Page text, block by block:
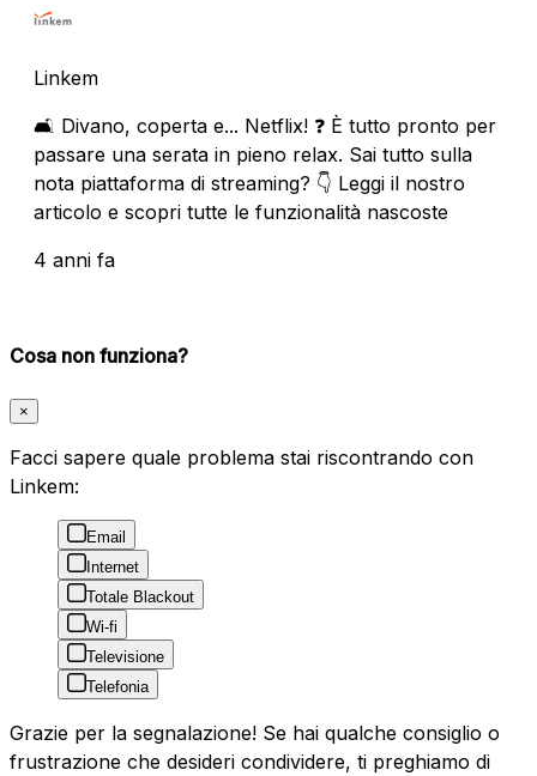
Linkem
🛋 Divano, coperta e... Netflix! ❓ È tutto pronto per
passare una serata in pieno relax. Sai tutto sulla
nota piattaforma di streaming? 👇 Leggi il nostro
articolo e scopri tutte le funzionalità nascoste
4 anni fa
Cosa non funziona?
×
Facci sapere quale problema stai riscontrando con
Linkem:
Email
Internet
Totale Blackout
Wi-fi
Televisione
Telefonia
Grazie per la segnalazione! Se hai qualche consiglio o
frustrazione che desideri condividere, ti preghiamo di